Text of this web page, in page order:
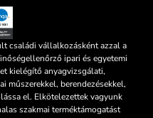
családi vállalkozásként azzal a
ipari és egyetemi
kielégítő anyagvizsgálati,
berendezésekkel,
el. Elkötelezettek vagyunk
szakmai terméktámogatást